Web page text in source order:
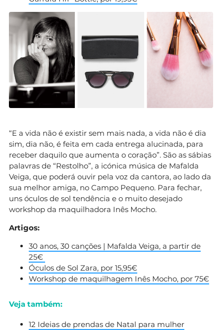
“E a vida não é existir sem mais nada, a vida não é dia
sim, dia não, é feita em cada entrega alucinada, para
receber daquilo que aumenta o coração”. São as sábias
palavras de “Restolho”, a icónica música de Mafalda
Veiga, que poderá ouvir pela voz da cantora, ao lado da
sua melhor amiga, no Campo Pequeno. Para fechar,
uns óculos de sol tendência e o muito desejado
workshop da maquilhadora Inês Mocho.
Artigos:
30 anos, 30 canções | Mafalda Veiga, a partir de
25€
Óculos de Sol Zara, por 15,95€
Workshop de maquilhagem Inês Mocho, por 75€
Veja também:
12 Ideias de prendas de Natal para mulher